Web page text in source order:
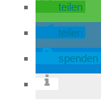
teilen
teilen
spenden